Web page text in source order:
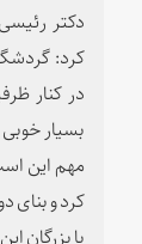
دکتر
کرد:
در کنار
بسیار
مهم این
کرد و
با بزرگان